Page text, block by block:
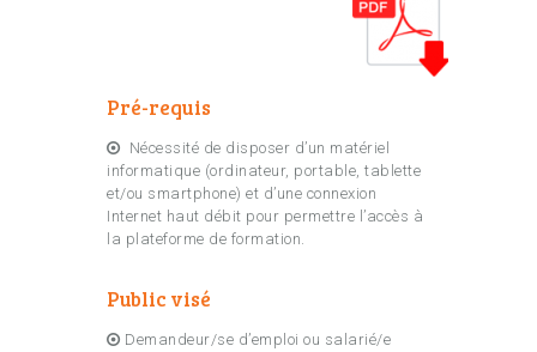
Pré-requis
Nécessité de disposer d’un matériel
informatique (ordinateur, portable, tablette
et/ou smartphone) et d’une connexion
Internet haut débit pour permettre l’accès à
la plateforme de formation.
Public visé
Demandeur/se d’emploi ou salarié/e